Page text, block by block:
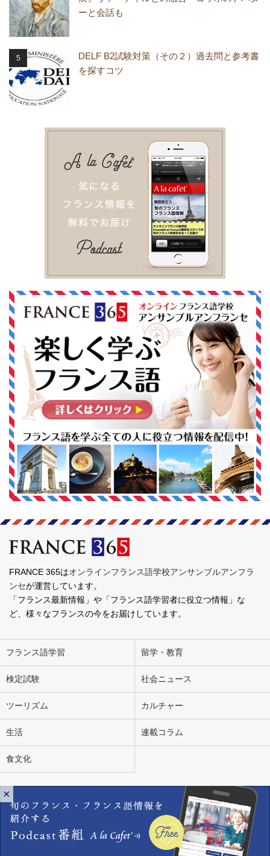
ーと会話も
DELF B2試験対策（その２）過去問と参考書
を探すコツ
FRANCE 365はオンラインフランス語学校アンサンブルアンフラ
ンセが運営しています。
「フランス最新情報」や「フランス語学習者に役立つ情報」な
ど、様々なフランスの今をお届けしています。
フランス語学習 留学・教育
検定試験 社会ニュース
ツーリズム カルチャー
生活 連載コラム
食文化
ライター募集
個人情報の取り扱いについて
Copyright Ensemble en Français. All Rights Reserved.
×